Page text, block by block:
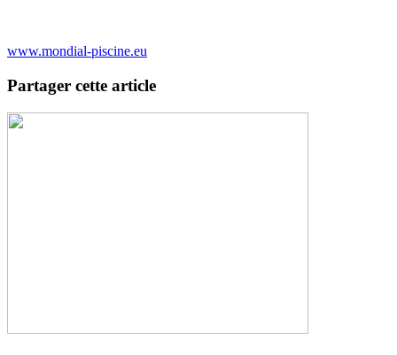
www.mondial-piscine.eu
Partager cette article